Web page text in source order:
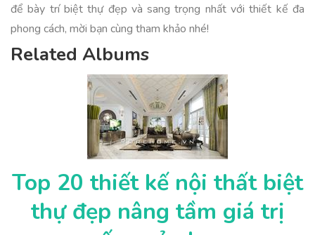
để bày trí biệt thự đẹp và sang trọng nhất với thiết kế đa
phong cách, mời bạn cùng tham khảo nhé!
Related Albums
Top 20 thiết kế nội thất biệt
thự đẹp nâng tầm giá trị